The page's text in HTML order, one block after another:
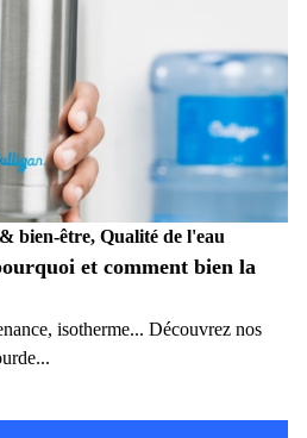
bien-être, Qualité de l'eau
et comment bien la
isotherme... Découvrez nos